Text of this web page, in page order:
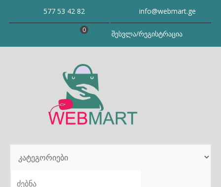
577 53 42 82 info@webmart.ge
შესვლა/რეგისტრაცია
0
SEARCH